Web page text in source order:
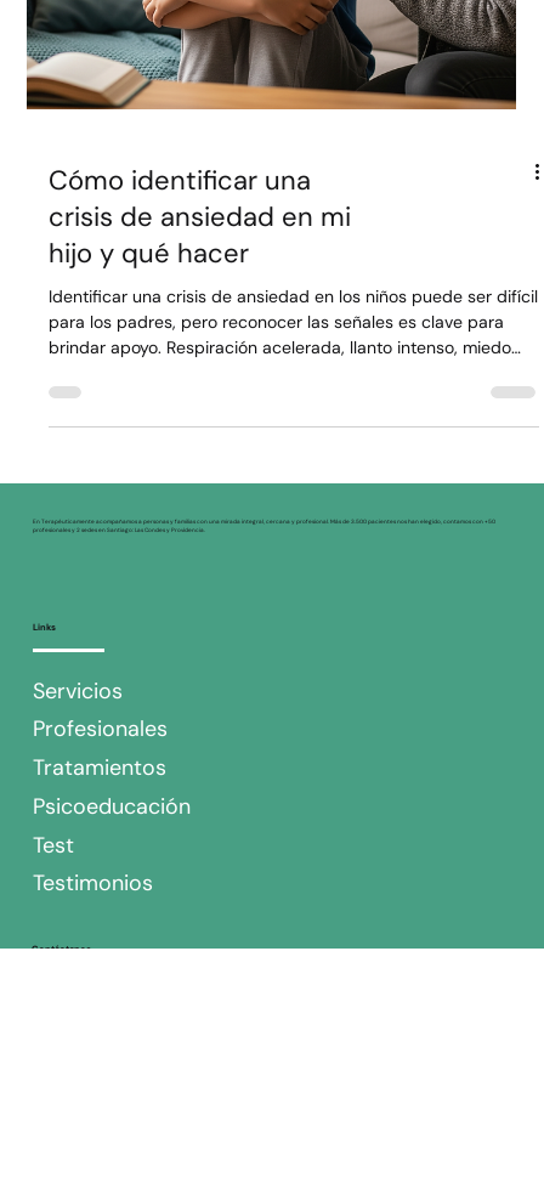
Cómo identificar una
crisis de ansiedad en mi
brindar apoyo. Respiración acelerada, llanto intenso, miedo
este artículo aprenderás cómo reaccionar con calma, validar
las emociones de tu hijo y cuándo buscar ayuda profesional